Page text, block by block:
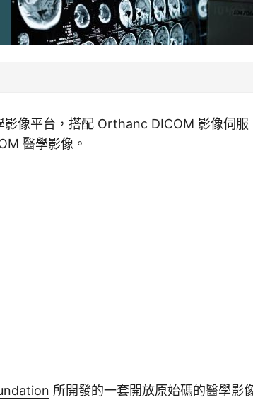
像平台，搭配 Orthanc DICOM 影像伺服
醫學影像。
所開發的一套開放原始碼的醫學影